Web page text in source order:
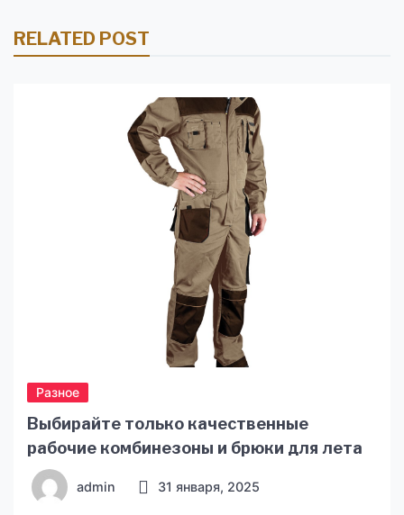
RELATED POST
Разное
Выбирайте только качественные
рабочие комбинезоны и брюки для лета
admin 31 января, 2025